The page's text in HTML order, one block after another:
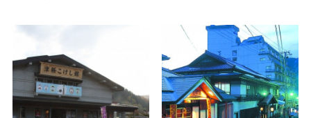
津軽こけし館 の詳細は
滝の湯 の詳細はこちら